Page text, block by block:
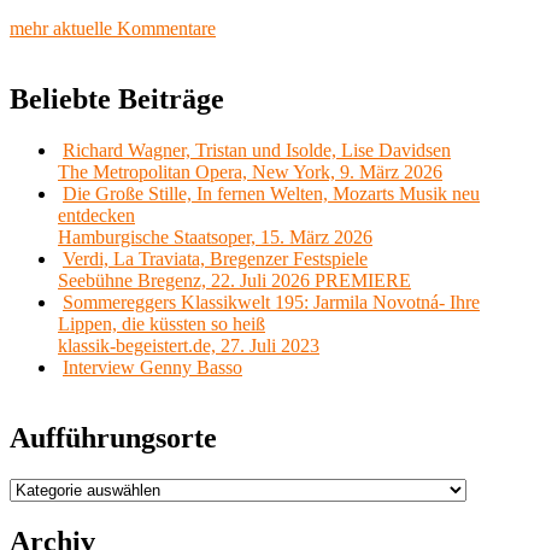
mehr aktuelle Kommentare
Beliebte Beiträge
Richard Wagner, Tristan und Isolde, Lise Davidsen
The Metropolitan Opera, New York, 9. März 2026
Die Große Stille, In fernen Welten, Mozarts Musik neu
entdecken
Hamburgische Staatsoper, 15. März 2026
Verdi, La Traviata, Bregenzer Festspiele
Seebühne Bregenz, 22. Juli 2026 PREMIERE
Sommereggers Klassikwelt 195: Jarmila Novotná- Ihre
Lippen, die küssten so heiß
klassik-begeistert.de, 27. Juli 2023
Interview Genny Basso
Aufführungsorte
Aufführungsorte
Archiv